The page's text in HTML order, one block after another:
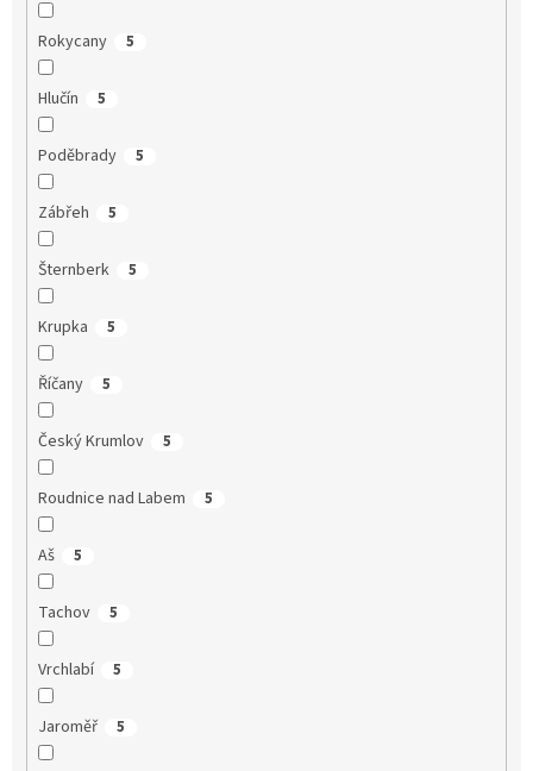
Rokycany 5
Hlučín 5
Poděbrady 5
Zábřeh 5
Šternberk 5
Krupka 5
Říčany 5
Český Krumlov 5
Roudnice nad Labem 5
Aš 5
Tachov 5
Vrchlabí 5
Jaroměř 5